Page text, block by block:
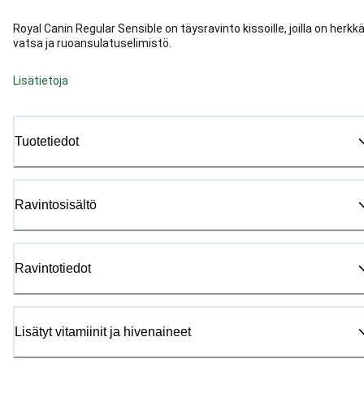
Royal Canin Regular Sensible on täysravinto kissoille, joilla on herkkä
vatsa ja ruoansulatuselimistö.
Lisätietoja
Tuotetiedot
Ravintosisältö
Ravintotiedot
Lisätyt vitamiinit ja hivenaineet